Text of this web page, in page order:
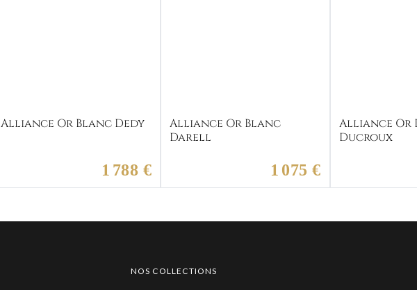
Alliance Or Blanc Dedy
1 788 €
Alliance Or Blanc
Darell
1 075 €
Alliance Or
Ducroux
NOS COLLECTIONS